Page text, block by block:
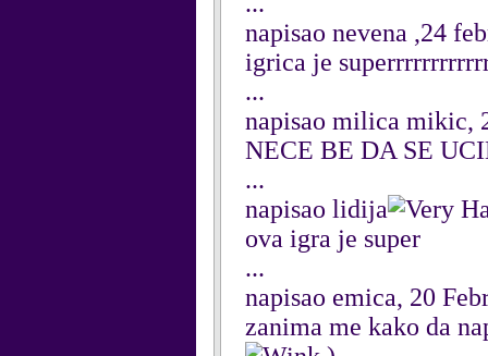
napisao nevena ,24
igrica je
...
napisao milica mikic,
NECE BE DA SE
...
napisao lidija
ova igra je super
...
napisao emica, 20
zanima me kako da